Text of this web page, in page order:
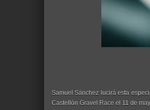
Samuel Sánchez lucirá esta
Castellón Gravel Race el 11 de